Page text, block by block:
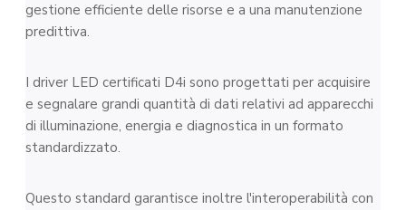
gestione efficiente delle risorse e a una manutenzione
predittiva.
I driver LED certificati D4i sono progettati per acquisire
e segnalare grandi quantità di dati relativi ad apparecchi
di illuminazione, energia e diagnostica in un formato
standardizzato.
Questo standard garantisce inoltre l'interoperabilità con